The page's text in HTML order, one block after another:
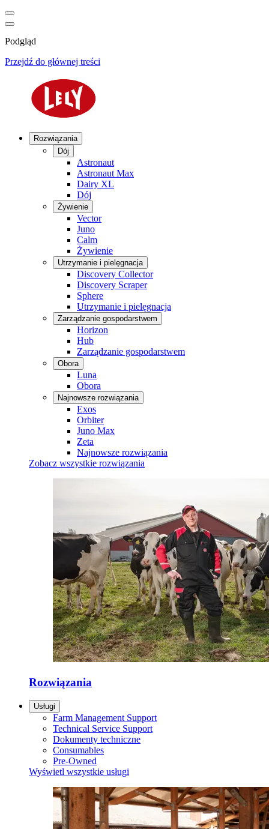
Podgląd
Przejdź do głównej treści
Rozwiązania
Dój
Astronaut
Astronaut Max
Dairy XL
Dój
Żywienie
Vector
Juno
Calm
Żywienie
Utrzymanie i pielęgnacja
Discovery Collector
Discovery Scraper
Sphere
Utrzymanie i pielęgnacja
Zarządzanie gospodarstwem
Horizon
Hub
Zarządzanie gospodarstwem
Obora
Luna
Obora
Najnowsze rozwiązania
Exos
Orbiter
Juno Max
Zeta
Najnowsze rozwiązania
Zobacz wszystkie rozwiązania
Rozwiązania
Usługi
Farm Management Support
Technical Service Support
Dokumenty techniczne
Consumables
Pre-Owned
Wyświetl wszystkie usługi